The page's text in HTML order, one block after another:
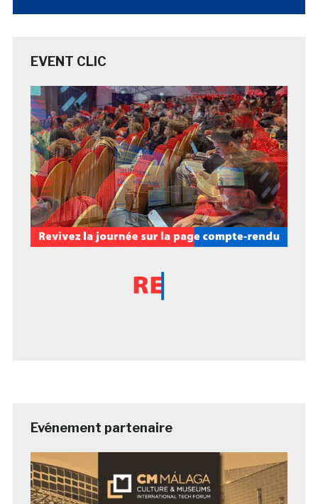
EVENT CLIC
Evénement partenaire